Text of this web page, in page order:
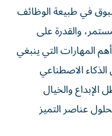
في طبيعة الوظائف
والقدرة على
المهارات التي ينبغي
الاصطناعي
والخيال
عناصر التميز